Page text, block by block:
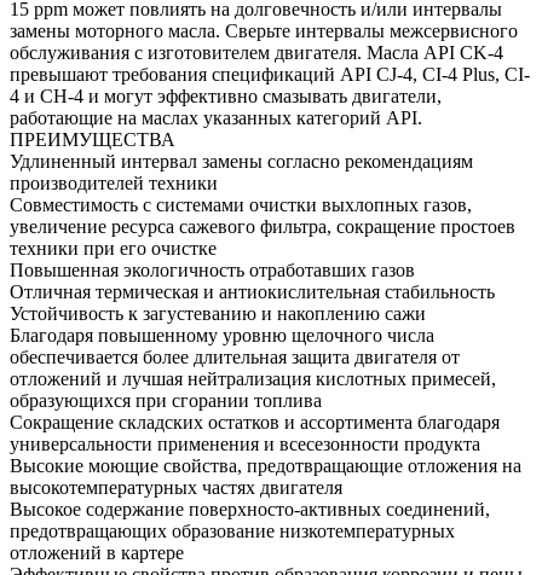
15 ppm может повлиять на долговечность и/или интервалы
замены моторного масла. Сверьте интервалы межсервисного
обслуживания с изготовителем двигателя. Масла API CK-4
превышают требования спецификаций API CJ-4, CI-4 Plus, CI-
4 и CH-4 и могут эффективно смазывать двигатели,
работающие на маслах указанных категорий API.
ПРЕИМУЩЕСТВА
Удлиненный интервал замены согласно рекомендациям
производителей техники
Совместимость с системами очистки выхлопных газов,
увеличение ресурса сажевого фильтра, сокращение простоев
техники при его очистке
Повышенная экологичность отработавших газов
Отличная термическая и антиокислительная стабильность
Устойчивость к загустеванию и накоплению сажи
Благодаря повышенному уровню щелочного числа
обеспечивается более длительная защита двигателя от
отложений и лучшая нейтрализация кислотных примесей,
образующихся при сгорании топлива
Сокращение складских остатков и ассортимента благодаря
универсальности применения и всесезонности продукта
Высокие моющие свойства, предотвращающие отложения на
высокотемпературных частях двигателя
Высокое содержание поверхносто-активных соединений,
предотвращающих образование низкотемпературных
отложений в картере